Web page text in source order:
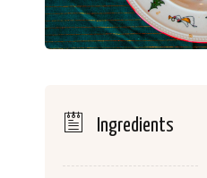
Ingredients